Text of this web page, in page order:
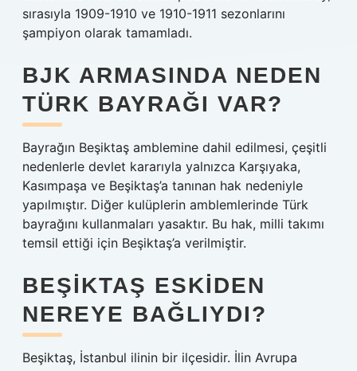
sırasıyla 1909-1910 ve 1910-1911 sezonlarını
şampiyon olarak tamamladı.
BJK ARMASINDA NEDEN
TÜRK BAYRAĞI VAR?
Bayrağın Beşiktaş amblemine dahil edilmesi, çeşitli
nedenlerle devlet kararıyla yalnızca Karşıyaka,
Kasımpaşa ve Beşiktaş’a tanınan hak nedeniyle
yapılmıştır. Diğer kulüplerin amblemlerinde Türk
bayrağını kullanmaları yasaktır. Bu hak, milli takımı
temsil ettiği için Beşiktaş’a verilmiştir.
BEŞIKTAŞ ESKIDEN
NEREYE BAĞLIYDI?
Beşiktaş, İstanbul ilinin bir ilçesidir. İlin Avrupa